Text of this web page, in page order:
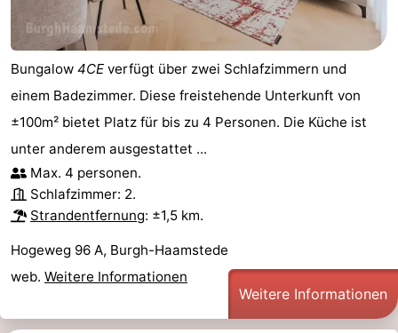
Bungalow 4CE verfügt über zwei Schlafzimmern und
einem Badezimmer. Diese freistehende Unterkunft von
±100m² bietet Platz für bis zu 4 Personen. Die Küche ist
unter anderem ausgestattet ...
Max. 4 personen.
Schlafzimmer: 2.
Strandentfernung: ±1,5 km.
Hogeweg 96 A, Burgh-Haamstede
web. Weitere Informationen
Weitere Informationen